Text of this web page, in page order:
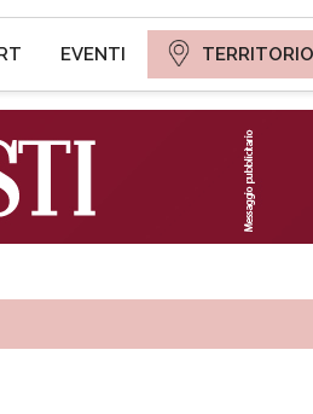
EVENTI TERRITORIO